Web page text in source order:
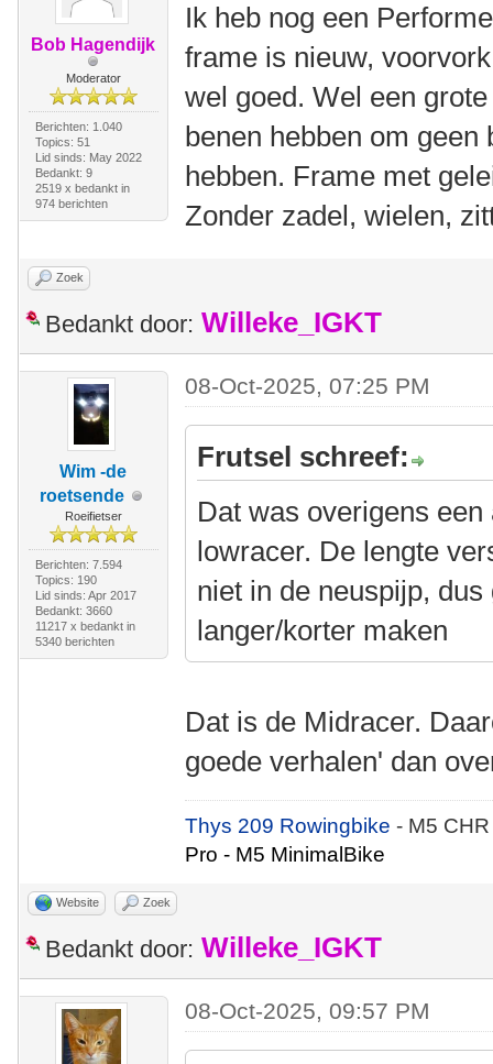
Bob Hagendijk
Moderator
Berichten: 1.040
Topics: 51
Lid sinds: May 2022
Bedankt: 9
2519 x bedankt in
974 berichten
Ik heb nog een
frame is nieuw,
wel goed. Wel een
benen hebben om
hebben. Frame met
Zonder zadel, wielen,
Zoek
Bedankt door: Willeke_IGKT
Wim -de
roetsende
Roeifietser
Berichten: 7.594
Topics: 190
Lid sinds: Apr 2017
Bedankt: 3660
11217 x bedankt in
5340 berichten
08-Oct-2025, 07:25 PM
Frutsel schreef:
Dat was overigens
lowracer. De lengte
niet in de neuspijp,
langer/korter maken
Dat is de Midracer.
goede verhalen' dan
Thys 209 Rowingbike- M5
Pro - M5 MinimalBike
Website Zoek
Bedankt door: Willeke_IGKT
08-Oct-2025, 09:57 PM